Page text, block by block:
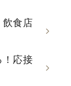
飲食店
！応接